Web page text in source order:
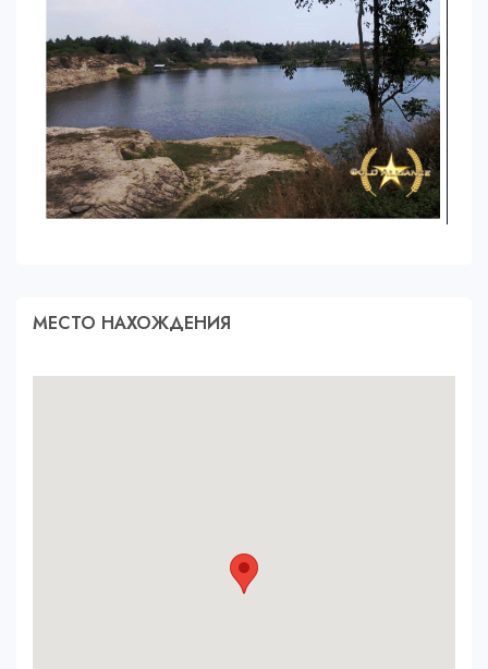
МЕСТО НАХОЖДЕНИЯ